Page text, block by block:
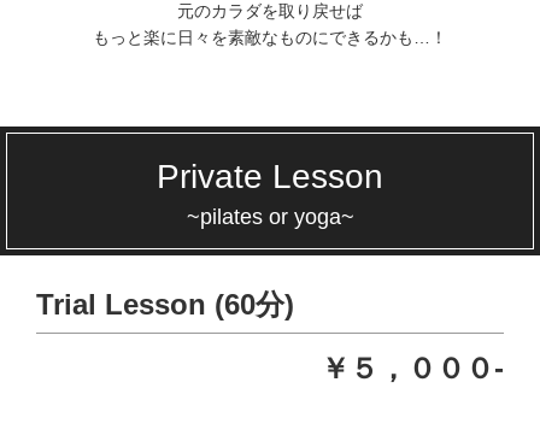
元のカラダを取り戻せば
もっと楽に日々を素敵なものにできるかも…！
Private Lesson
~pilates or yoga~
Trial Lesson (60分)
￥５，０００-